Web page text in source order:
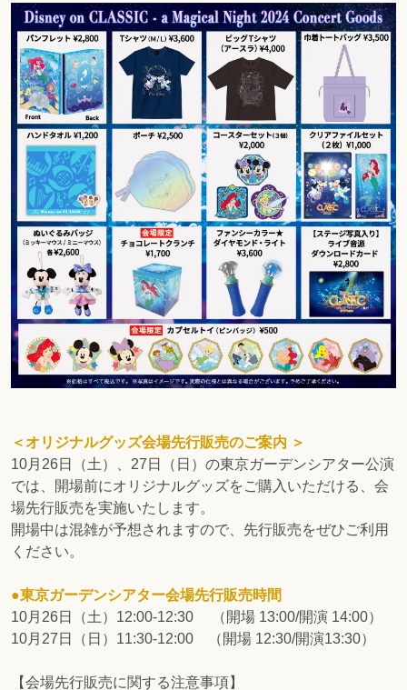
＜オリジナルグッズ会場先行販売のご案内 ＞
10月26日（土）、27日（日）の東京ガーデンシアター公演
では、開場前にオリジナルグッズをご購入いただける、会
場先行販売を実施いたします。
開場中は混雑が予想されますので、先行販売をぜひご利用
ください。
●東京ガーデンシアター会場先行販売時間
10月26日（土）12:00-12:30 （開場 13:00/開演 14:00）
10月27日（日）11:30-12:00 （開場 12:30/開演13:30）
【会場先行販売に関する注意事項】